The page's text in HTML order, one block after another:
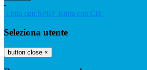
-
Entra con SPID Entra con CIE
Seleziona utente
button close ×